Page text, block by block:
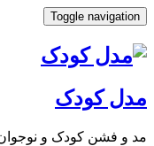
Toggle
کودک
فشن کودک و نوجوان